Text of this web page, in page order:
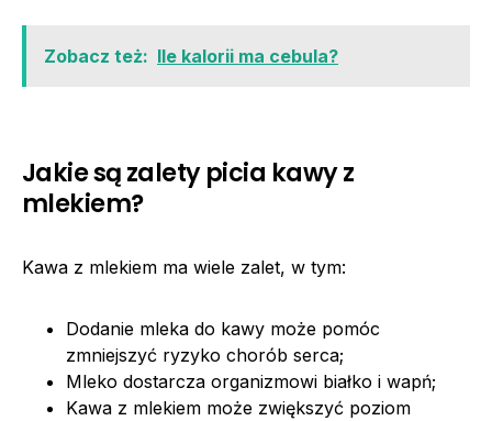
Zobacz też: Ile kalorii ma cebula?
Jakie są zalety picia kawy z
mlekiem?
Kawa z mlekiem ma wiele zalet, w tym:
Dodanie mleka do kawy może pomóc
zmniejszyć ryzyko chorób serca;
Mleko dostarcza organizmowi białko i wapń;
Kawa z mlekiem może zwiększyć poziom